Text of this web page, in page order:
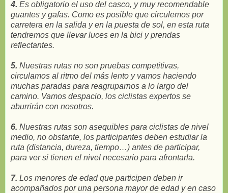
4. Es obligatorio el uso del casco, y muy recomendable
guantes y gafas. Como es posible que circulemos por
carretera en la salida y en la puesta de sol, en esta ruta
tendremos que llevar luces en la bici y prendas
reflectantes.
5. Nuestras rutas no son pruebas competitivas,
circulamos al ritmo del más lento y vamos haciendo
muchas paradas para reagruparnos a lo largo del
camino. Vamos despacio, los ciclistas expertos se
aburrirán con nosotros.
6. Nuestras rutas son asequibles para ciclistas de nivel
medio, no obstante, los participantes deben estudiar la
ruta (distancia, dureza, tiempo…) antes de participar,
para ver si tienen el nivel necesario para afrontarla.
7. Los menores de edad que participen deben ir
acompañados por una persona mayor de edad y en caso